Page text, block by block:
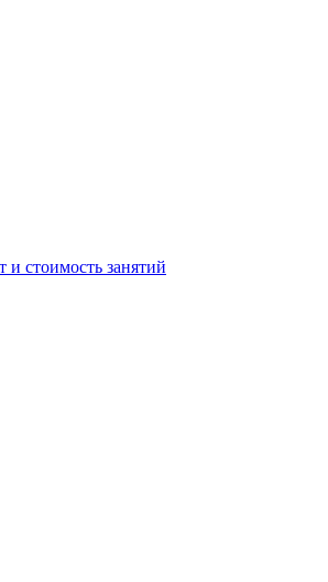
и стоимость занятий